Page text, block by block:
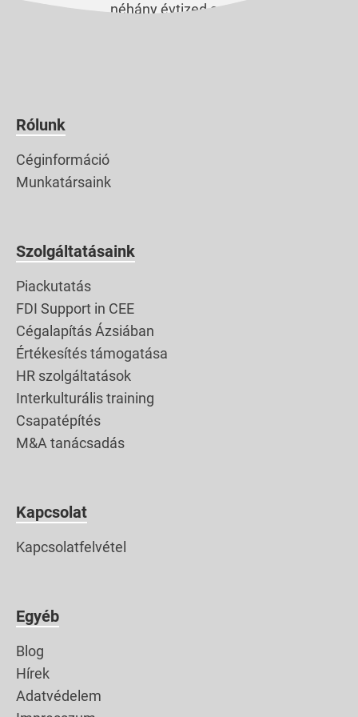
néhány évtized során a
tervezgetésével
Rólunk
Céginformáció
Munkatársaink
Szolgáltatásaink
Piackutatás
FDI Support in CEE
Cégalapítás Ázsiában
Értékesítés támogatása
HR szolgáltatások
Interkulturális training
Csapatépítés
M&A tanácsadás
Kapcsolat
Kapcsolatfelvétel
Egyéb
Blog
Hírek
Adatvédelem